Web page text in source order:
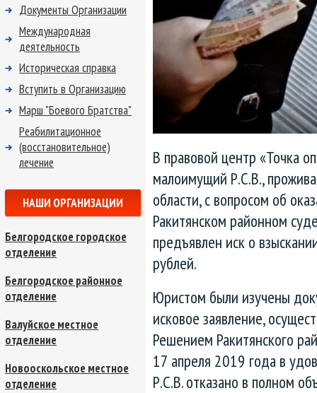
В правовой центр «Точка
малоимущий Р.С.В.,
области, с вопросом об
Ракитянском районном
предъявлен иск о
рублей.
Юристом были изучены
исковое заявление,
Решением Ракитянского
17 апреля 2019 года в
Р.С.В. отказано в полном
Документы Организации
Международная
деятельность
Историческая справка
Вступить в Организацию
Марш "Боевого Братства"
Реабилитационное
(восстановительное)
лечение
НАШИ ОРГАНИЗАЦИИ
Белгородское городское
отделение
Белгородское районное
отделение
Валуйское местное
отделение
Новооскольское местное
отделение